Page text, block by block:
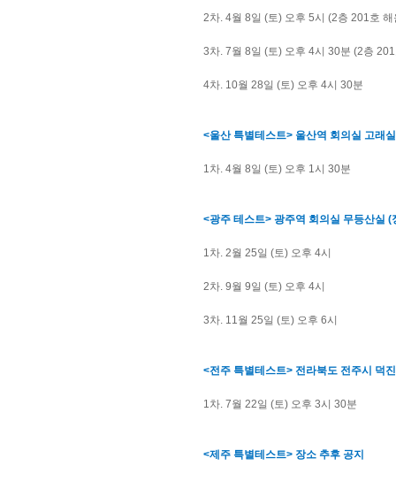
2차. 4월 8일 (토) 오후 5시 (2층 201호
3차. 7월 8일 (토) 오후 4시 30분 (2층
4차. 10월 28일 (토) 오후 4시 30분
<울산 특별테스트> 울산역 회의실 고래
1차. 4월 8일 (토) 오후 1시 30분
<광주 테스트> 광주역 회의실 무등산실 (
1차. 2월 25일 (토) 오후 4시
2차. 9월 9일 (토) 오후 4시
3차. 11월 25일 (토) 오후 6시
<전주 특별테스트> 전라북도 전주시 덕
1차. 7월 22일 (토) 오후 3시 30분
<제주 특별테스트> 장소 추후 공지